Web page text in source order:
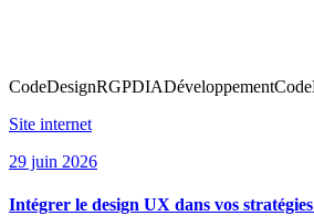
CodeDesignRGPDIADéveloppementCode
Site internet
29 juin 2026
Intégrer le design UX dans vos